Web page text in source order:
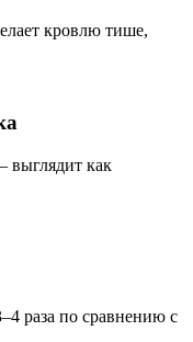
кровлю тише,
выглядит как
раза по сравнению с